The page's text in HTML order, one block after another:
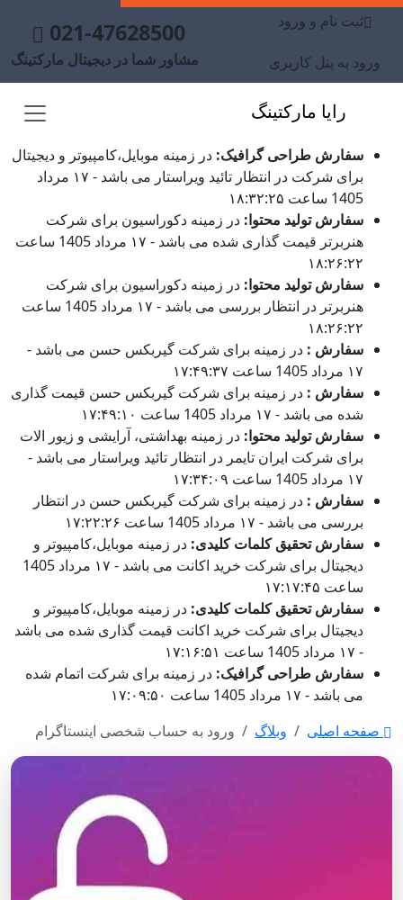
ثبت نام و ورود
ورود به پنل کاربری
021-47628500
مشاور شما در دیجیتال مارکتینگ
رایا مارکتینگ
سفارش طراحی گرافیک: در زمینه موبایل،کامپیوتر و دیجیتال
برای شرکت در انتظار تائید ویراستار می باشد - ۱۷ مرداد
1405 ساعت ۱۸:۳۲:۲۵
سفارش تولید محتوا: در زمینه دکوراسیون برای شرکت
هنربرتر قیمت گذاری شده می باشد - ۱۷ مرداد 1405 ساعت
۱۸:۲۶:۲۲
سفارش تولید محتوا: در زمینه دکوراسیون برای شرکت
هنربرتر در انتظار بررسی می باشد - ۱۷ مرداد 1405 ساعت
۱۸:۲۶:۲۲
سفارش : در زمینه برای شرکت گیربکس حسن می باشد -
۱۷ مرداد 1405 ساعت ۱۷:۴۹:۳۷
سفارش : در زمینه برای شرکت گیربکس حسن قیمت گذاری
شده می باشد - ۱۷ مرداد 1405 ساعت ۱۷:۴۹:۱۰
سفارش تولید محتوا: در زمینه بهداشتی، آرایشی و زیور الات
برای شرکت ایران تایمر در انتظار تائید ویراستار می باشد -
۱۷ مرداد 1405 ساعت ۱۷:۳۴:۰۹
سفارش : در زمینه برای شرکت گیربکس حسن در انتظار
بررسی می باشد - ۱۷ مرداد 1405 ساعت ۱۷:۲۲:۲۶
سفارش تحقیق کلمات کلیدی: در زمینه موبایل،کامپیوتر و
دیجیتال برای شرکت خرید اکانت می باشد - ۱۷ مرداد 1405
ساعت ۱۷:۱۷:۴۵
سفارش تحقیق کلمات کلیدی: در زمینه موبایل،کامپیوتر و
دیجیتال برای شرکت خرید اکانت قیمت گذاری شده می باشد
- ۱۷ مرداد 1405 ساعت ۱۷:۱۶:۵۱
سفارش طراحی گرافیک: در زمینه برای شرکت اتمام شده
می باشد - ۱۷ مرداد 1405 ساعت ۱۷:۰۹:۵۰
صفحه اصلی
وبلاگ ورود به حساب شخصی اینستاگرام